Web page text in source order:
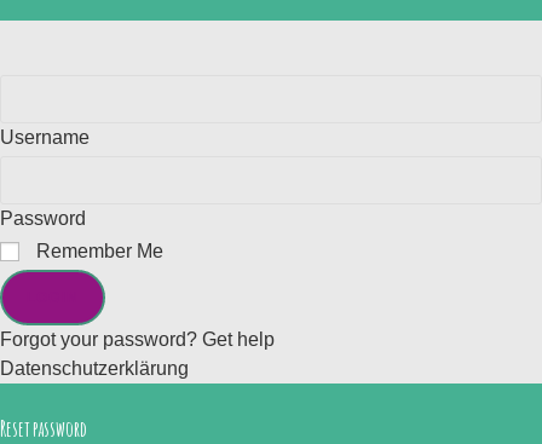
Username
Password
Remember Me
Forgot your password? Get help
Datenschutzerklärung
Reset password